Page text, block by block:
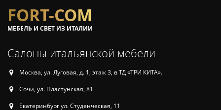
FORT-COM
МЕБЕЛЬ И СВЕТ ИЗ ИТАЛИИ
Салоны итальянской мебели
Москва, ул. Луговая, д. 1, этаж 3, в ТД «ТРИ КИТА».
Сочи, ул. Пластунская, 81
Екатеринбург ул. Студенческая, 11